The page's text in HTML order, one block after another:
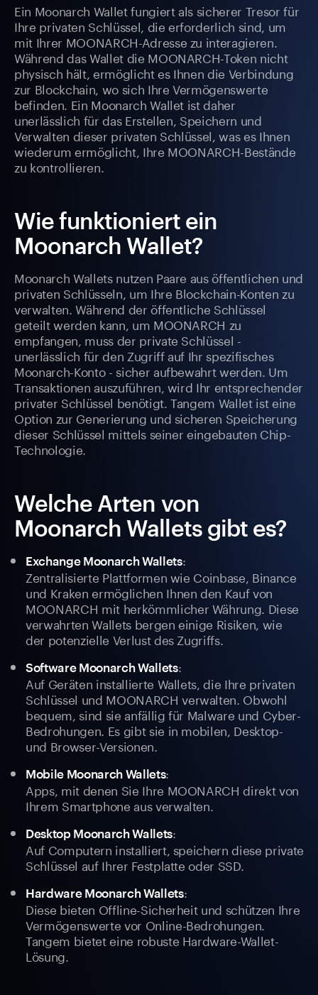
Ein Moonarch Wallet fungiert als sicherer Tresor für
Ihre privaten Schlüssel, die erforderlich sind, um
mit Ihrer MOONARCH-Adresse zu interagieren.
Während das Wallet die MOONARCH-Token nicht
physisch hält, ermöglicht es Ihnen die Verbindung
zur Blockchain, wo sich Ihre Vermögenswerte
befinden. Ein Moonarch Wallet ist daher
unerlässlich für das Erstellen, Speichern und
Verwalten dieser privaten Schlüssel, was es Ihnen
wiederum ermöglicht, Ihre MOONARCH-Bestände
zu kontrollieren.
Wie funktioniert ein
Moonarch Wallet?
Moonarch Wallets nutzen Paare aus öffentlichen und
privaten Schlüsseln, um Ihre Blockchain-Konten zu
verwalten. Während der öffentliche Schlüssel
geteilt werden kann, um MOONARCH zu
empfangen, muss der private Schlüssel -
unerlässlich für den Zugriff auf Ihr spezifisches
Moonarch-Konto - sicher aufbewahrt werden. Um
Transaktionen auszuführen, wird Ihr entsprechender
privater Schlüssel benötigt. Tangem Wallet ist eine
Option zur Generierung und sicheren Speicherung
dieser Schlüssel mittels seiner eingebauten Chip-
Technologie.
Welche Arten von
Moonarch Wallets gibt es?
Exchange Moonarch Wallets:
Zentralisierte Plattformen wie Coinbase, Binance
und Kraken ermöglichen Ihnen den Kauf von
MOONARCH mit herkömmlicher Währung. Diese
verwahrten Wallets bergen einige Risiken, wie
der potenzielle Verlust des Zugriffs.
Software Moonarch Wallets:
Auf Geräten installierte Wallets, die Ihre privaten
Schlüssel und MOONARCH verwalten. Obwohl
bequem, sind sie anfällig für Malware und Cyber-
Bedrohungen. Es gibt sie in mobilen, Desktop-
und Browser-Versionen.
Mobile Moonarch Wallets:
Apps, mit denen Sie Ihre MOONARCH direkt von
Ihrem Smartphone aus verwalten.
Desktop Moonarch Wallets:
Auf Computern installiert, speichern diese private
Schlüssel auf Ihrer Festplatte oder SSD.
Hardware Moonarch Wallets:
Diese bieten Offline-Sicherheit und schützen Ihre
Vermögenswerte vor Online-Bedrohungen.
Tangem bietet eine robuste Hardware-Wallet-
Lösung.